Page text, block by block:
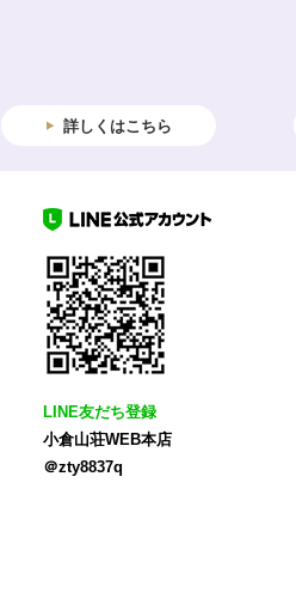
詳しくはこちら
LINE友だち登録
小倉山荘WEB本店
＠zty8837q